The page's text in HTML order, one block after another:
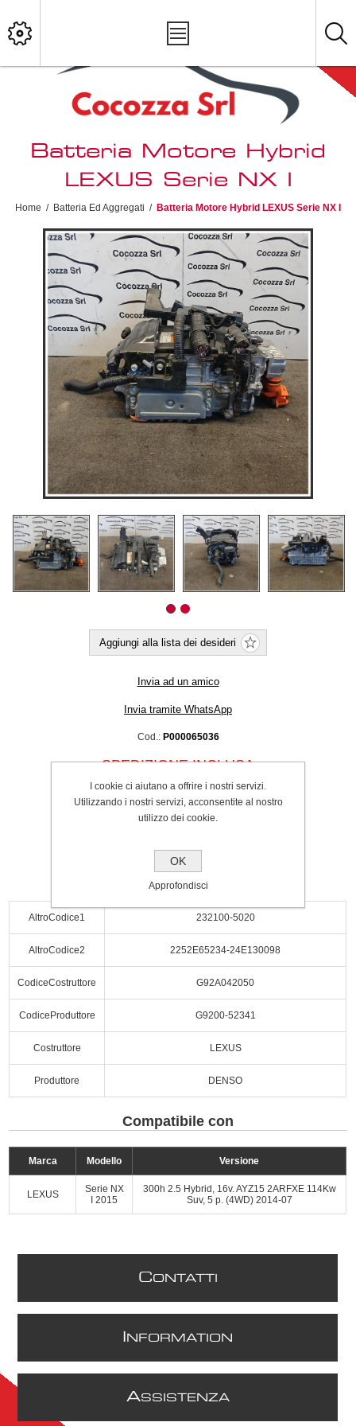
Batteria Motore Hybrid
LEXUS Serie NX I
Home / Batteria Ed Aggregati / Batteria Motore Hybrid LEXUS Serie NX I
Aggiungi alla lista dei desideri
Invia ad un amico
Invia tramite WhatsApp
Cod.: P000065036
SPEDIZIONE INCLUSA
€280.00
Acquista
AltroCodice1 232100-5020
AltroCodice2 2252E65234-24E130098
CodiceCostruttore G92A042050
CodiceProduttore G9200-52341
Costruttore LEXUS
Produttore DENSO
Compatibile con
Marca Modello Versione
LEXUS
Serie NX
I 2015
300h 2.5 Hybrid, 16v. AYZ15 2ARFXE 114Kw
Suv, 5 p. (4WD) 2014-07
CONTATTI
NFORMATION
ASSISTENZA
I cookie ci aiutano a offrire i nostri servizi.
Utilizzando i nostri servizi, acconsentite al nostro
utilizzo dei cookie.
OK
Approfondisci